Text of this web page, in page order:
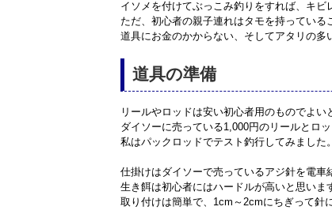
イソメを付けてぶっこみ釣りをすれば、キビ
ただ、初心者の親子連れはタモを持っている
道具にお金のかからない、そしてアタリの多
道具の準備
リールやロッドは安い初心者用のものでよい
ダイソーに売っている1,000円のリールとロ
私はパックロッドでテスト釣行してみました。
仕掛けはダイソーで売っているアジ針を電車
生き餌は初心者にはハードルが高いと思いま
取り付けは簡単で、1cm～2cmにちぎって針